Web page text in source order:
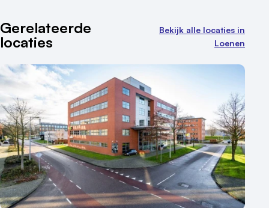
Aantal zalen
1 - 5 zalen
10 of meer zalen
Aantal personen
1 - 50 personen
50 - 100 personen
100 - 250 personen
250 - 500 personen
500+ personen
Bijzondere locaties
Gerelateerde
locaties
Bekijk alle locaties in
Loenen